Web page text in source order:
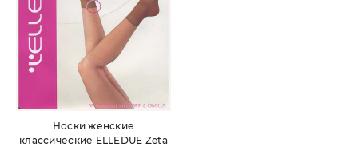
Носки женские
классические ELLEDUE Zeta